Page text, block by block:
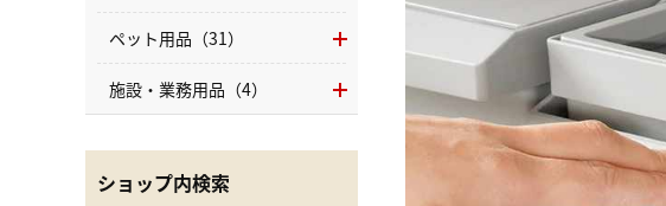
ペット用品（31）
施設・業務用品（4）
ショップ内検索